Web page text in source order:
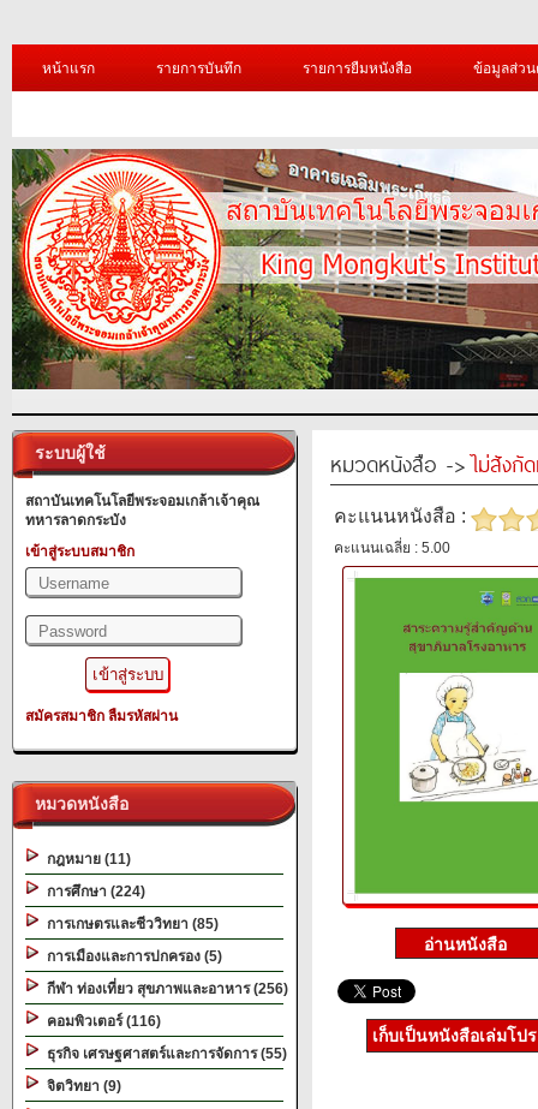
หน้าแรก รายการบันทึก รายการยืมหนังสือ ข้อมูลส่ว
ระบบผู้ใช้
สถาบันเทคโนโลยีพระจอมเกล้าเจ้าคุณ
ทหารลาดกระบัง
เข้าสู่ระบบสมาชิก
สมัครสมาชิก ลืมรหัสผ่าน
หมวดหนังสือ
กฎหมาย (11)
การศึกษา (224)
การเกษตรและชีววิทยา (85)
การเมืองและการปกครอง (5)
กีฬา ท่องเที่ยว สุขภาพและอาหาร (256)
คอมพิวเตอร์ (116)
ธุรกิจ เศรษฐศาสตร์และการจัดการ (55)
จิตวิทยา (9)
หมวดหนังสือ ->ไม่สังกั
คะแนนหนังสือ :
คะแนนเฉลี่ย : 5.00
เก็บเป็นหนังสือเล่มโป